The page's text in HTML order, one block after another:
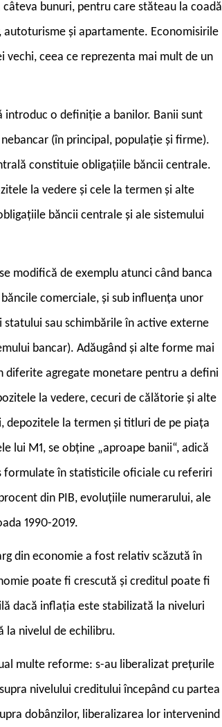
bunuri, pentru care stăteau la coadă
autoturisme și apartamente. Economisirile
vechi, ceea ce reprezenta mai mult de un
o definiție a banilor. Banii sunt
(în principal, populație și firme).
constituie obligațiile băncii centrale.
la vedere și cele la termen și alte
băncii centrale și ale sistemului
modifică de exemplu atunci când banca
comerciale, și sub influența unor
sau schimbările în active externe
bancar). Adăugând și alte forme mai
diferite agregate monetare pentru a defini
la vedere, cecuri de călătorie și alte
depozitele la termen și titluri de pe piața
lui M1, se obține „aproape banii“, adică
formulate în statisticile oficiale cu referiri
din PIB, evoluțiile numerarului, ale
1990-2019.
din economie a fost relativ scăzută în
poate fi crescută și creditul poate fi
dacă inflația este stabilizată la niveluri
la nivelul de echilibru.
multe reforme: s-au liberalizat prețurile
nivelului creditului începând cu partea
dobânzilor, liberalizarea lor intervenind